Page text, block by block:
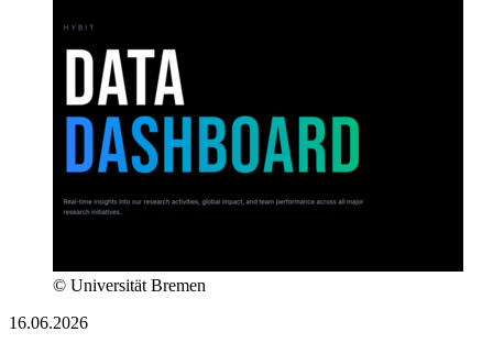
© Universität Bremen
16.06.2026